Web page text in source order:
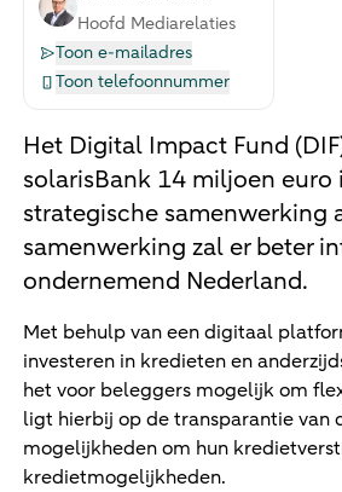
Hoofd Mediarelaties
Toon e-mailadres
Toon telefoonnummer
Het Digital Impact Fund
solarisBank 14 miljoen euro
strategische samenwerking
samenwerking zal er beter
ondernemend Nederland.
Met behulp van een digitaal
investeren in kredieten en
het voor beleggers mogelijk om
ligt hierbij op de transparantie van
mogelijkheden om hun
kredietmogelijkheden.